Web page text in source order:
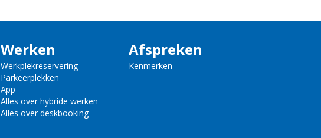
Werken
Werkplekreservering
Parkeerplekken
App
Alles over hybride werken
Alles over deskbooking
Afspreken
Kenmerken